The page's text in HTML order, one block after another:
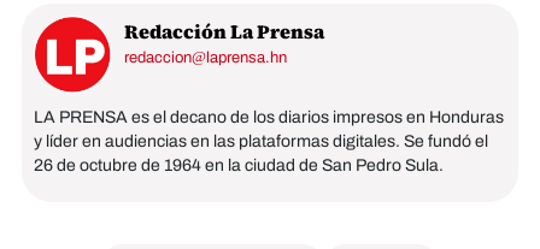
Redacción La Prensa
redaccion@laprensa.hn
LA PRENSA es el decano de los diarios impresos en Honduras
y líder en audiencias en las plataformas digitales. Se fundó el
26 de octubre de 1964 en la ciudad de San Pedro Sula.